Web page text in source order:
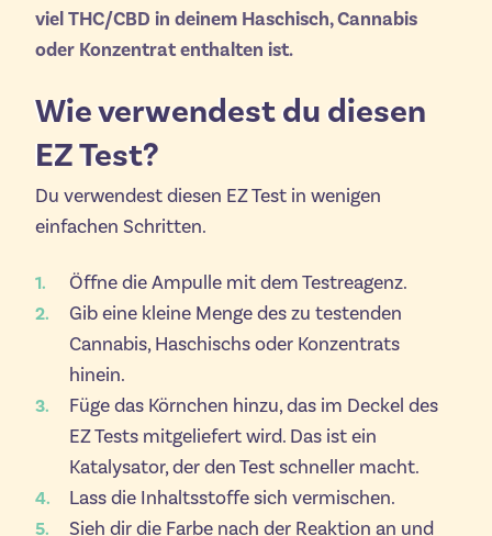
vielTHC/CBD in deinem Haschisch, Cannabis
oder Konzentrat enthalten ist.
Wie verwendest du diesen
EZ Test?
Du verwendest diesen EZ Test in wenigen
einfachen Schritten.
Öffne die Ampulle mit dem Testreagenz.
Gib eine kleine Menge des zu testenden
Cannabis, Haschischs oder Konzentrats
hinein.
Füge das Körnchen hinzu, das im Deckel des
EZ Tests mitgeliefert wird. Das ist ein
Katalysator, der den Test schneller macht.
Lass die Inhaltsstoffe sich vermischen.
Sieh dir die Farbe nach der Reaktion an und